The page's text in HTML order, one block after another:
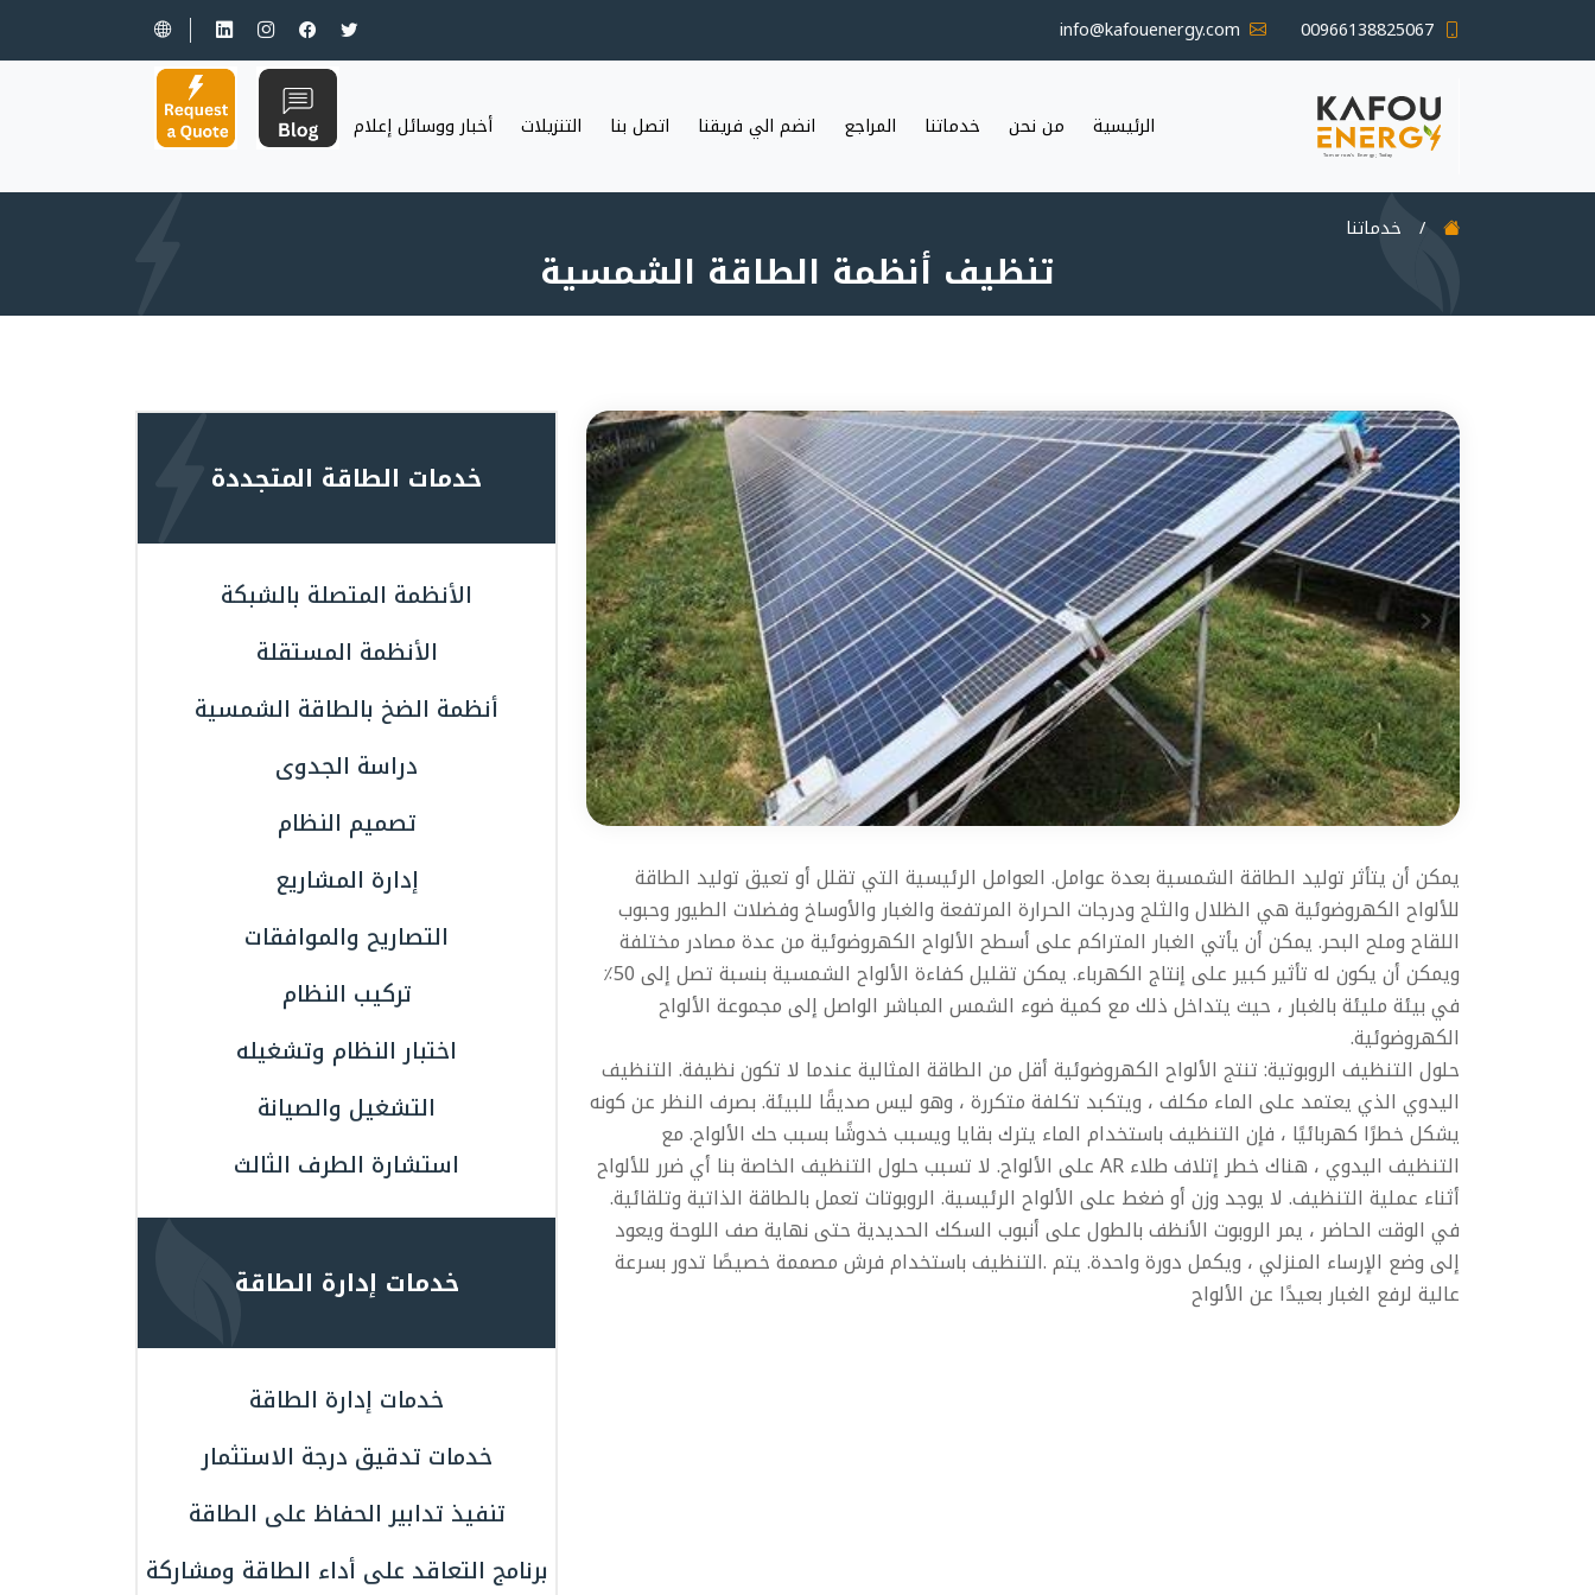
00966138825067
info@kafouenergy.com
الرئيسية من نحن خدماتنا المراجع انضم الي فريقنا اتصل بنا التنزيلات أخبار ووسائل إعلام
/ خدماتنا
تنظيف أنظمة الطاقة الشمسية
يمكن أن يتأثر توليد الطاقة الشمسية بعدة عوامل. العوامل الرئيسية التي تقلل أو تعيق توليد الطاقة
للألواح الكهروضوئية هي الظلال والثلج ودرجات الحرارة المرتفعة والغبار والأوساخ وفضلات الطيور وحبوب
اللقاح وملح البحر. يمكن أن يأتي الغبار المتراكم على أسطح الألواح الكهروضوئية من عدة مصادر مختلفة
ويمكن أن يكون له تأثير كبير على إنتاج الكهرباء. يمكن تقليل كفاءة الألواح الشمسية بنسبة تصل إلى 50٪
في بيئة مليئة بالغبار ، حيث يتداخل ذلك مع كمية ضوء الشمس المباشر الواصل إلى مجموعة الألواح
الكهروضوئية.
حلول التنظيف الروبوتية: تنتج الألواح الكهروضوئية أقل من الطاقة المثالية عندما لا تكون نظيفة. التنظيف
اليدوي الذي يعتمد على الماء مكلف ، ويتكبد تكلفة متكررة ، وهو ليس صديقًا للبيئة. بصرف النظر عن كونه
يشكل خطرًا كهربائيًا ، فإن التنظيف باستخدام الماء يترك بقايا ويسبب خدوشًا بسبب حك الألواح. مع
التنظيف اليدوي ، هناك خطر إتلاف طلاء AR على الألواح. لا تسبب حلول التنظيف الخاصة بنا أي ضرر للألواح
أثناء عملية التنظيف. لا يوجد وزن أو ضغط على الألواح الرئيسية. الروبوتات تعمل بالطاقة الذاتية وتلقائية.
في الوقت الحاضر ، يمر الروبوت الأنظف بالطول على أنبوب السكك الحديدية حتى نهاية صف اللوحة ويعود
إلى وضع الإرساء المنزلي ، ويكمل دورة واحدة. يتم .التنظيف باستخدام فرش مصممة خصيصًا تدور بسرعة
عالية لرفع الغبار بعيدًا عن الألواح
خدمات الطاقة المتجددة
الأنظمة المتصلة بالشبكة
الأنظمة المستقلة
أنظمة الضخ بالطاقة الشمسية
دراسة الجدوى
تصميم النظام
إدارة المشاريع
التصاريح والموافقات
تركيب النظام
اختبار النظام وتشغيله
التشغيل والصيانة
استشارة الطرف الثالث
خدمات إدارة الطاقة
خدمات إدارة الطاقة
خدمات تدقيق درجة الاستثمار
تنفيذ تدابير الحفاظ على الطاقة
برنامج التعاقد على أداء الطاقة ومشاركة